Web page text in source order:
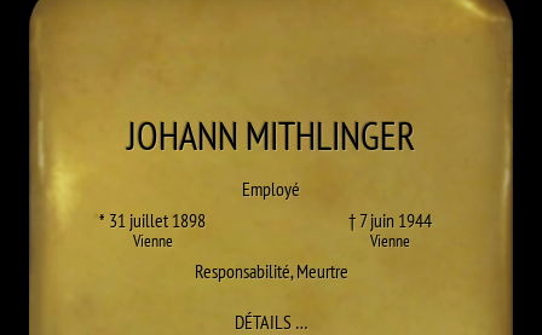
JOHANNMITHLINGER
Employé
* 31 juillet 1898
Vienne
† 7 juin 1944
Vienne
Responsabilité,Meurtre
DÉTAILS…À JOHANN MITHLINGER